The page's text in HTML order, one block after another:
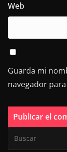
Web
Guarda mi
navegador